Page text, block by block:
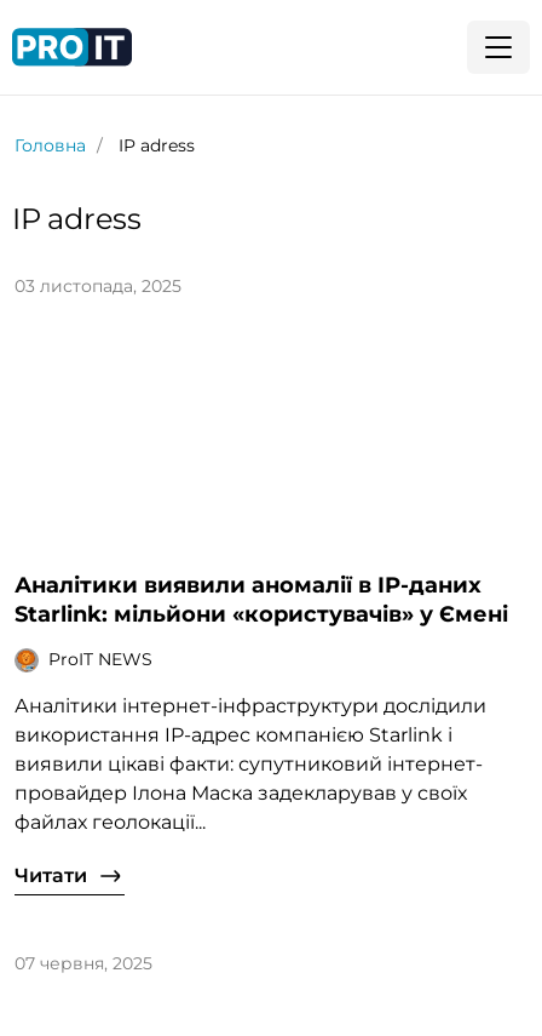
Головна IP adress
IP adress
03 листопада, 2025
Аналітики виявили аномалії в IP-даних
Starlink: мільйони «користувачів» у Ємені
ProIT NEWS
Аналітики інтернет-інфраструктури дослідили
використання IP-адрес компанією Starlink і
виявили цікаві факти: супутниковий інтернет-
провайдер Ілона Маска задекларував у своїх
файлах геолокації...
Читати
07 червня, 2025